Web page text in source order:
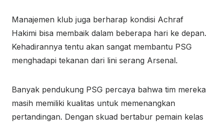
Manajemen klub juga berharap kondisi Achraf
Hakimi bisa membaik dalam beberapa hari ke depan.
Kehadirannya tentu akan sangat membantu PSG
menghadapi tekanan dari lini serang Arsenal.
Banyak pendukung PSG percaya bahwa tim mereka
masih memiliki kualitas untuk memenangkan
pertandingan. Dengan skuad bertabur pemain kelas